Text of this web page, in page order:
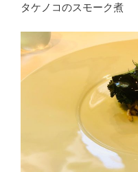
タケノコのスモーク煮